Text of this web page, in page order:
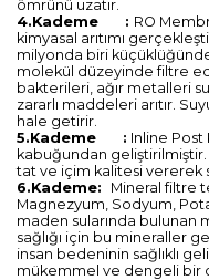
ömrünü uzatır.
4.Kademe : RO
kimyasal arıtımı
milyonda biri
molekül düzeyinde filtre
bakterileri, ağır metalleri
zararlı maddeleri arıtır.
hale getirir.
5.Kademe : Inline Post
kabuğundan
tat ve içim kalitesi vererek
6.Kademe:
Mineral filtre
Magnezyum, Sodyum,
maden sularında bulunan
sağlığı için bu mineraller
insan bedeninin sağlıklı
mükemmel ve dengeli bir